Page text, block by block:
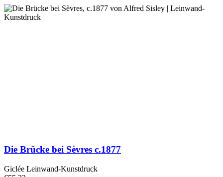
Die Brücke bei Sèvres c.1877
Giclée Leinwand-Kunstdruck